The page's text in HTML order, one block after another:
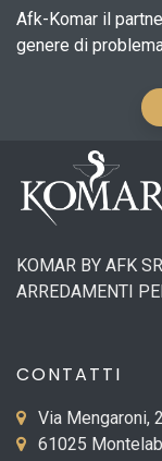
Afk-Komar il
genere di
KOMAR BY AFK
ARREDAMENTI
CONTATTI
Via Mengaroni,
61025